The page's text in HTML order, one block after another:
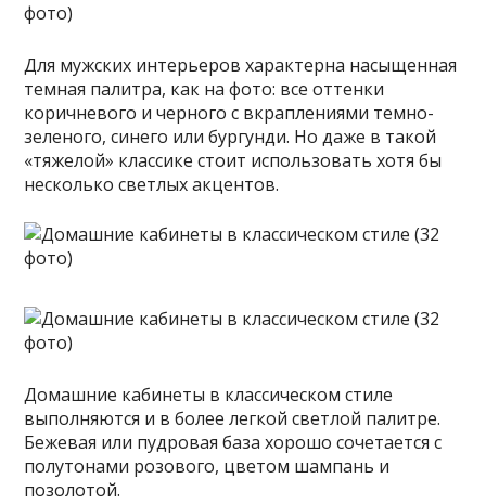
Для мужских интерьеров характерна насыщенная
темная палитра, как на фото: все оттенки
коричневого и черного с вкраплениями темно-
зеленого, синего или бургунди. Но даже в такой
«тяжелой» классике стоит использовать хотя бы
несколько светлых акцентов.
Домашние кабинеты в классическом стиле
выполняются и в более легкой светлой палитре.
Бежевая или пудровая база хорошо сочетается с
полутонами розового, цветом шампань и
позолотой.